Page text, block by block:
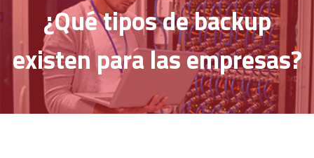
¿Qué tipos de backup
existen para las empresas?